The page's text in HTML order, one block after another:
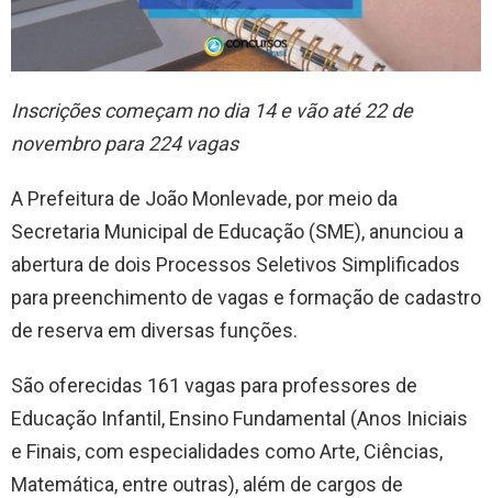
Inscrições começam no dia 14 e vão até 22 de
novembro para 224 vagas
A Prefeitura de João Monlevade, por meio da
Secretaria Municipal de Educação (SME), anunciou a
abertura de dois Processos Seletivos Simplificados
para preenchimento de vagas e formação de cadastro
de reserva em diversas funções.
São oferecidas 161 vagas para professores de
Educação Infantil, Ensino Fundamental (Anos Iniciais
e Finais, com especialidades como Arte, Ciências,
Matemática, entre outras), além de cargos de